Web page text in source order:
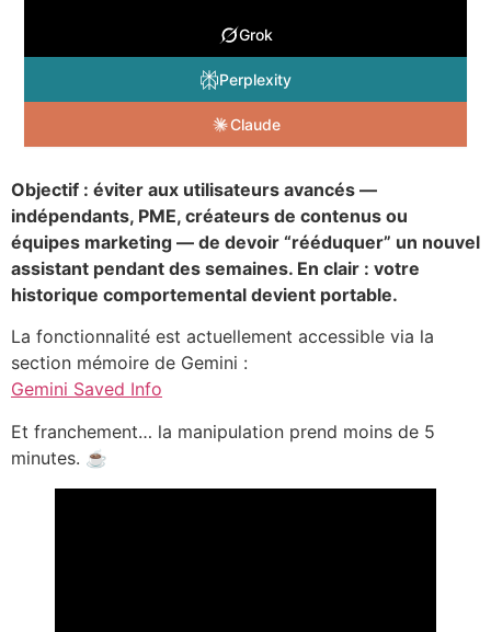
Grok
Perplexity
Claude
Objectif : éviter aux utilisateurs avancés —
indépendants, PME, créateurs de contenus ou
équipes marketing — de devoir “rééduquer” un nouvel
assistant pendant des semaines. En clair : votre
historique comportemental devient portable.
La fonctionnalité est actuellement accessible via la
section mémoire de Gemini :
Gemini Saved Info
Et franchement… la manipulation prend moins de 5
minutes. ☕